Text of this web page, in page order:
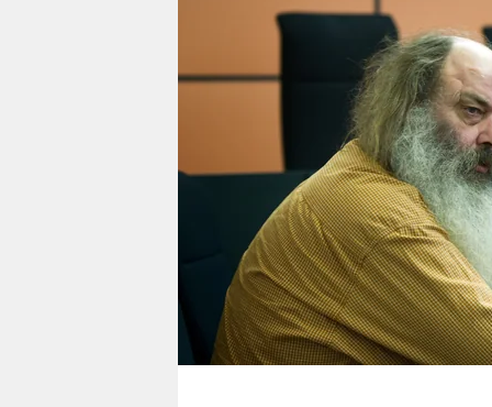
wahrheit
veranstaltungen
fragen & hilfe
unterstützen
abo
genossenschaft